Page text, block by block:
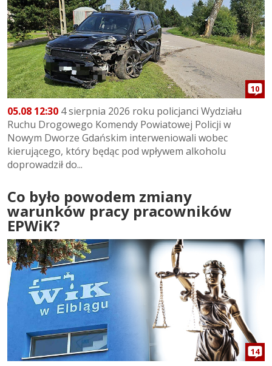
10
05.08 12:30 4 sierpnia 2026 roku policjanci Wydziału
Ruchu Drogowego Komendy Powiatowej Policji w
Nowym Dworze Gdańskim interweniowali wobec
kierującego, który będąc pod wpływem alkoholu
doprowadził do...
Co było powodem zmiany
warunków pracy pracowników
EPWiK?
14